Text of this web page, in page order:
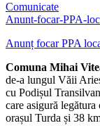
Comunicate
Anunt-focar-PPA-
Anunț focar PPA
Comuna Mihai
de-a lungul Văii
cu Podișul
care asigură
orașul Turda și 38